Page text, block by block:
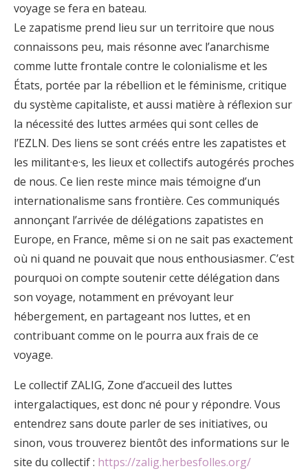
voyage se fera en bateau.
Le zapatisme prend lieu sur un territoire que nous
connaissons peu, mais résonne avec l’anarchisme
comme lutte frontale contre le colonialisme et les
États, portée par la rébellion et le féminisme, critique
du système capitaliste, et aussi matière à réflexion sur
la nécessité des luttes armées qui sont celles de
l’EZLN. Des liens se sont créés entre les zapatistes et
les militant·e·s, les lieux et collectifs autogérés proches
de nous. Ce lien reste mince mais témoigne d’un
internationalisme sans frontière. Ces communiqués
annonçant l’arrivée de délégations zapatistes en
Europe, en France, même si on ne sait pas exactement
où ni quand ne pouvait que nous enthousiasmer. C’est
pourquoi on compte soutenir cette délégation dans
son voyage, notamment en prévoyant leur
hébergement, en partageant nos luttes, et en
contribuant comme on le pourra aux frais de ce
voyage.
Le collectif ZALIG, Zone d’accueil des luttes
intergalactiques, est donc né pour y répondre. Vous
entendrez sans doute parler de ses initiatives, ou
sinon, vous trouverez bientôt des informations sur le
site du collectif : https://zalig.herbesfolles.org/